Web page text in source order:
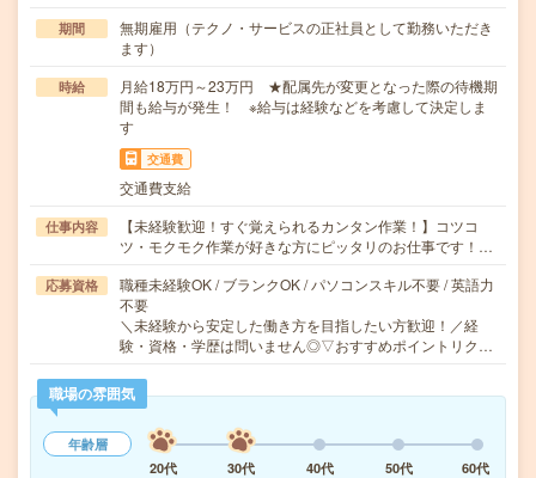
期間
無期雇用（テクノ・サービスの正社員として勤務いただき
ます）
時給
月給18万円～23万円 ★配属先が変更となった際の待機期
間も給与が発生！ ※給与は経験などを考慮して決定しま
す
交通費
交通費支給
仕事内容
【未経験歓迎！すぐ覚えられるカンタン作業！】コツコ
ツ・モクモク作業が好きな方にピッタリのお仕事です！…
応募資格
職種未経験OK / ブランクOK / パソコンスキル不要 / 英語力
不要
＼未経験から安定した働き方を目指したい方歓迎！／経
験・資格・学歴は問いません◎▽おすすめポイントリク…
職場の雰囲気
年齢層
20代
30代 40代 50代 60代